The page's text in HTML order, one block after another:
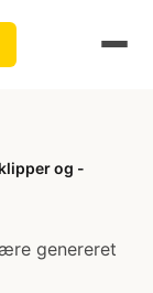
og -
genereret